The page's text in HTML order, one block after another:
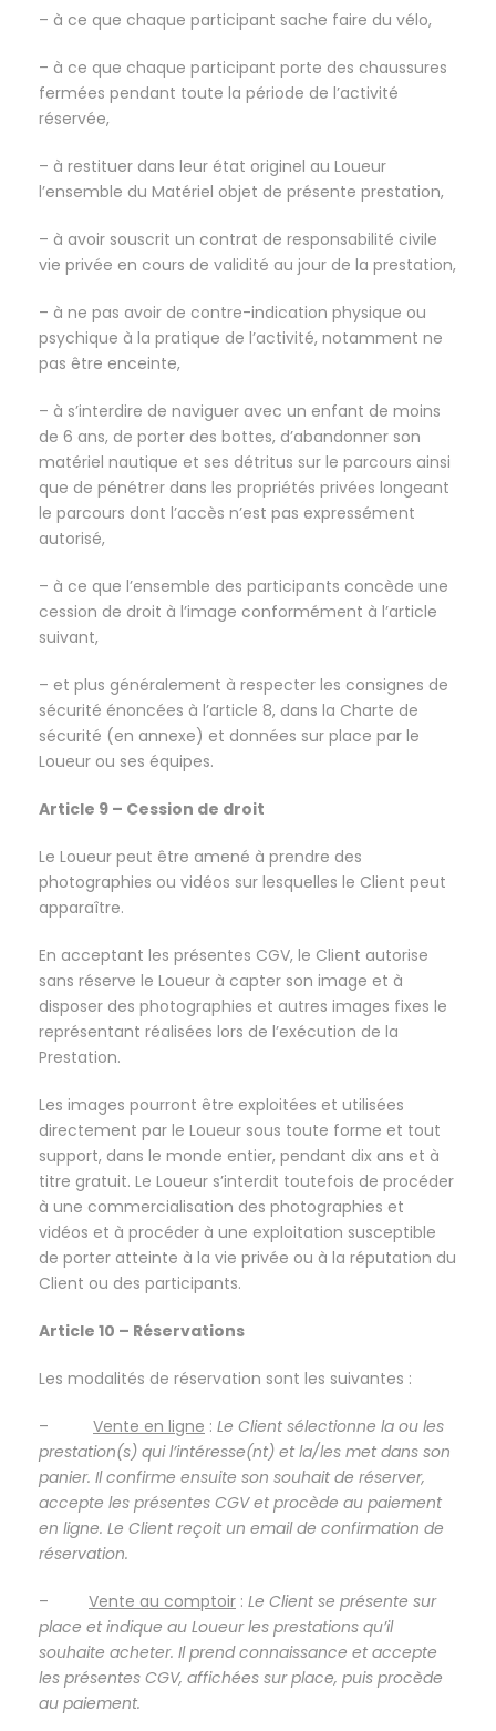
– à ce que chaque participant sache faire du vélo,
– à ce que chaque participant porte des chaussures
fermées pendant toute la période de l’activité
réservée,
– à restituer dans leur état originel au Loueur
l’ensemble du Matériel objet de présente prestation,
– à avoir souscrit un contrat de responsabilité civile
vie privée en cours de validité au jour de la prestation,
– à ne pas avoir de contre-indication physique ou
psychique à la pratique de l’activité, notamment ne
pas être enceinte,
– à s’interdire de naviguer avec un enfant de moins
de 6 ans, de porter des bottes, d’abandonner son
matériel nautique et ses détritus sur le parcours ainsi
que de pénétrer dans les propriétés privées longeant
le parcours dont l’accès n’est pas expressément
autorisé,
– à ce que l’ensemble des participants concède une
cession de droit à l’image conformément à l’article
suivant,
– et plus généralement à respecter les consignes de
sécurité énoncées à l’article 8, dans la Charte de
sécurité (en annexe) et données sur place par le
Loueur ou ses équipes.
Article 9 – Cession de droit
Le Loueur peut être amené à prendre des
photographies ou vidéos sur lesquelles le Client peut
apparaître.
En acceptant les présentes CGV, le Client autorise
sans réserve le Loueur à capter son image et à
disposer des photographies et autres images fixes le
représentant réalisées lors de l’exécution de la
Prestation.
Les images pourront être exploitées et utilisées
directement par le Loueur sous toute forme et tout
support, dans le monde entier, pendant dix ans et à
titre gratuit. Le Loueur s’interdit toutefois de procéder
à une commercialisation des photographies et
vidéos et à procéder à une exploitation susceptible
de porter atteinte à la vie privée ou à la réputation du
Client ou des participants.
Article 10 – Réservations
Les modalités de réservation sont les suivantes :
– Vente en ligne : Le Client sélectionne la ou les
prestation(s) qui l’intéresse(nt) et la/les met dans son
panier. Il confirme ensuite son souhait de réserver,
accepte les présentes CGV et procède au paiement
en ligne. Le Client reçoit un email de confirmation de
réservation.
– Vente au comptoir : Le Client se présente sur
place et indique au Loueur les prestations qu’il
souhaite acheter. Il prend connaissance et accepte
les présentes CGV, affichées sur place, puis procède
au paiement.